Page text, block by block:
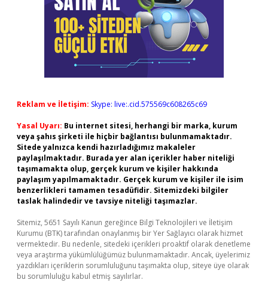
Reklam ve İletişim: Skype: live:.cid.575569c608265c69
Yasal Uyarı: Bu internet sitesi, herhangi bir marka, kurum
veya şahıs şirketi ile hiçbir bağlantısı bulunmamaktadır.
Sitede yalnızca kendi hazırladığımız makaleler
paylaşılmaktadır. Burada yer alan içerikler haber niteliği
taşımamakta olup, gerçek kurum ve kişiler hakkında
paylaşım yapılmamaktadır. Gerçek kurum ve kişiler ile isim
benzerlikleri tamamen tesadüfidir. Sitemizdeki bilgiler
taslak halindedir ve tavsiye niteliği taşımazlar.
Sitemiz, 5651 Sayılı Kanun gereğince Bilgi Teknolojileri ve İletişim
Kurumu (BTK) tarafından onaylanmış bir Yer Sağlayıcı olarak hizmet
vermektedir. Bu nedenle, sitedeki içerikleri proaktif olarak denetleme
veya araştırma yükümlülüğümüz bulunmamaktadır. Ancak, üyelerimiz
yazdıkları içeriklerin sorumluluğunu taşımakta olup, siteye üye olarak
bu sorumluluğu kabul etmiş sayılırlar.